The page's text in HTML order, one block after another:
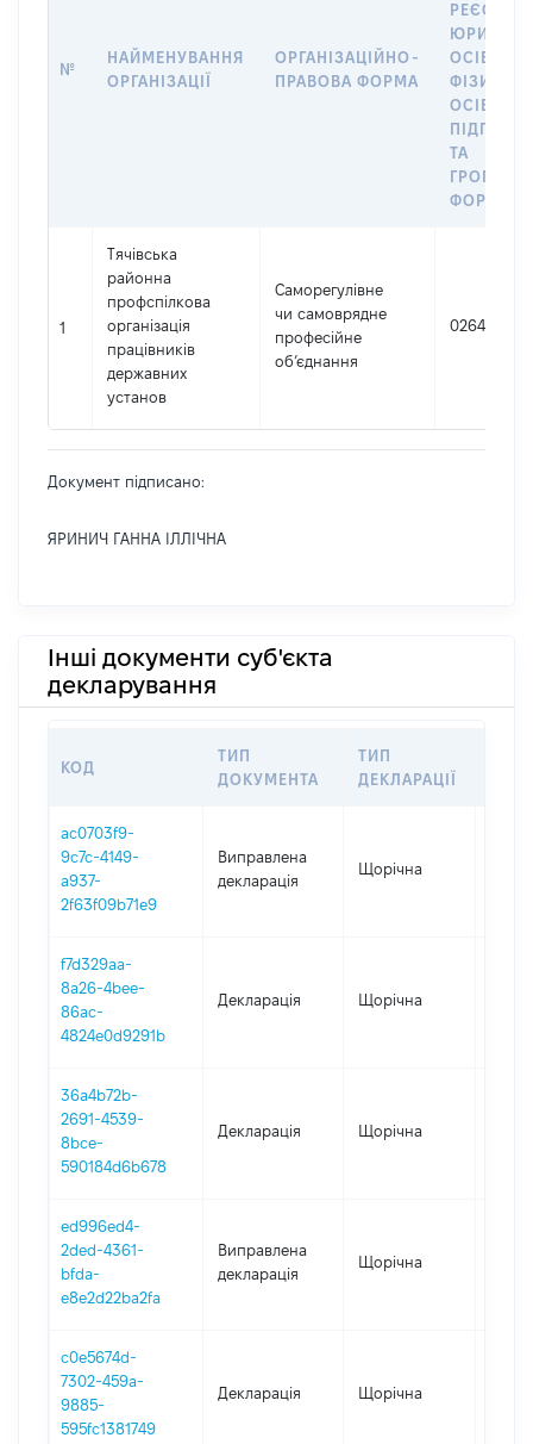
№
НАЙМЕНУВАННЯ
ОРГАНІЗАЦІЇ
ОРГАНІЗАЦІЙНО-
ПРАВОВА ФОРМА
РЕЄСТРІ
ОСІБ,
ОСІБ –
ТА
1
Тячівська
районна
профспілкова
організація
працівників
державних
установ
Саморегулівне
чи самоврядне
професійне
об’єднання
02649822
Документ підписано:
ЯРИНИЧ ГАННА ІЛЛІЧНА
Інші документи суб'єкта
декларування
КОД
ТИП
ДОКУМЕНТА
ТИП
ДЕКЛАРАЦІЇ
ac0703f9-
9c7c-4149-
a937-
2f63f09b71e9
Виправлена
декларація
Щорічна
f7d329aa-
8a26-4bee-
86ac-
4824e0d9291b
Декларація Щорічна
36a4b72b-
2691-4539-
8bce-
590184d6b678
Декларація Щорічна
ed996ed4-
2ded-4361-
bfda-
e8e2d22ba2fa
Виправлена
декларація
Щорічна
c0e5674d-
7302-459a-
9885-
595fc1381749
Декларація Щорічна